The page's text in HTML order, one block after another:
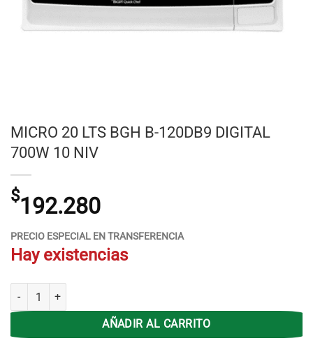
MICRO 20 LTS BGH B-120DB9 DIGITAL
700W 10 NIV
$192.280
PRECIO ESPECIAL EN TRANSFERENCIA
Hay existencias
MICRO 20 LTS BGH B-120DB9 DIGITAL 700W 10 NIV cantidad
AÑADIR AL CARRITO